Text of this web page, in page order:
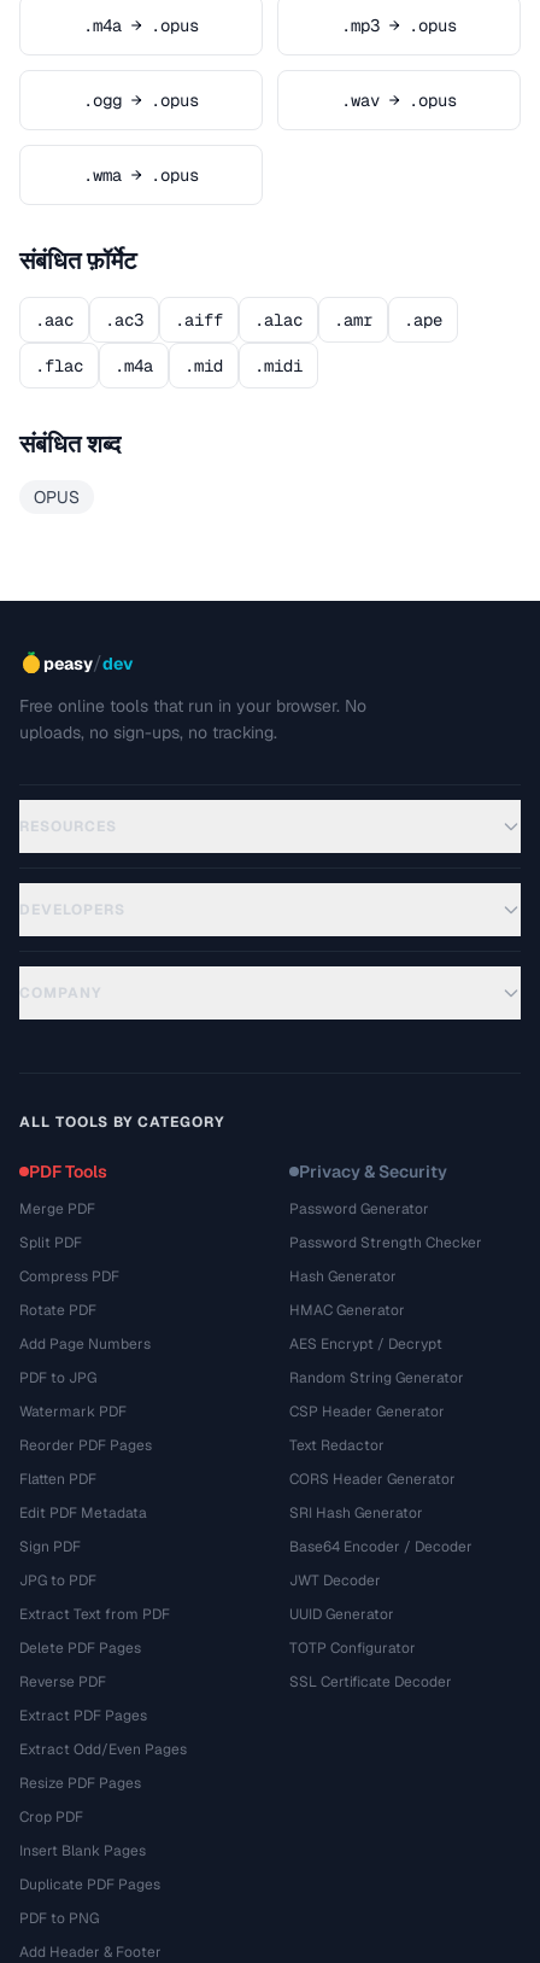
.m4a → .opus .mp3 → .opus
.ogg → .opus .wav → .opus
.wma → .opus
संबंधित फ़ॉर्मेट
.aac .ac3 .aiff .alac .amr .ape
.flac .m4a .mid .midi
संबंधित शब्द
OPUS
peasy/dev
Free online tools that run in your browser. No
uploads, no sign-ups, no tracking.
RESOURCES
DEVELOPERS
COMPANY
ALL TOOLS BY CATEGORY
PDF Tools
Merge PDF
Split PDF
Compress PDF
Rotate PDF
Add Page Numbers
PDF to JPG
Watermark PDF
Reorder PDF Pages
Flatten PDF
Edit PDF Metadata
Sign PDF
JPG to PDF
Extract Text from PDF
Delete PDF Pages
Reverse PDF
Extract PDF Pages
Extract Odd/Even Pages
Resize PDF Pages
Crop PDF
Insert Blank Pages
Duplicate PDF Pages
PDF to PNG
Add Header & Footer
Privacy & Security
Password Generator
Password Strength Checker
Hash Generator
HMAC Generator
AES Encrypt / Decrypt
Random String Generator
CSP Header Generator
Text Redactor
CORS Header Generator
SRI Hash Generator
Base64 Encoder / Decoder
JWT Decoder
UUID Generator
TOTP Configurator
SSL Certificate Decoder